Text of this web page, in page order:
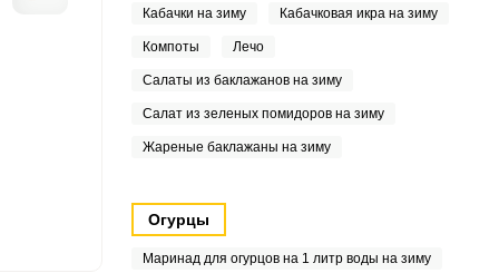
Кабачки на зиму Кабачковая икра на зиму
Компоты Лечо
Салаты из баклажанов на зиму
Салат из зеленых помидоров на зиму
Жареные баклажаны на зиму
Огурцы
Маринад для огурцов на 1 литр воды на зиму